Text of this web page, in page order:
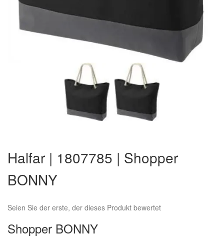
der
Bildergalerie
springen
Halfar | 1807785 | Shopper
BONNY
Seien Sie der erste, der dieses Produkt bewertet
Shopper BONNY